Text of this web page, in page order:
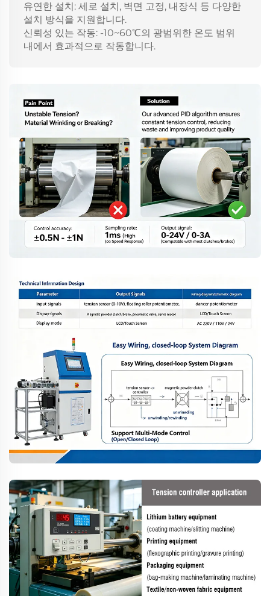
유연한 설치: 세로 설치, 벽면 고정, 내장식 등 다양한
설치 방식을 지원합니다.
신뢰성 있는 작동: -10~60℃의 광범위한 온도 범위
내에서 효과적으로 작동합니다.